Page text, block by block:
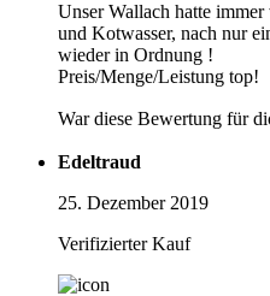
Unser Wallach hatte
und Kotwasser, nach nur
wieder in Ordnung !
Preis/Menge/Leistung top!
War diese Bewertung für
Edeltraud
25. Dezember 2019
Verifizierter Kauf